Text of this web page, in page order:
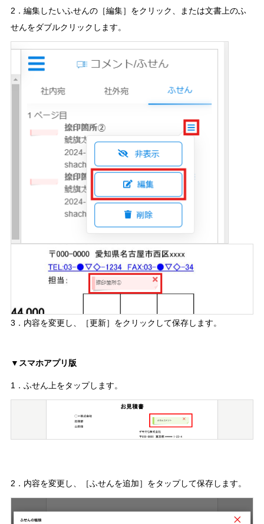
2．編集したいふせんの［編集］をクリック、または文書上のふ
せんをダブルクリックします。
3．内容を変更し、［更新］をクリックして保存します。
▼スマホアプリ版
1．ふせん上をタップします。
2．内容を変更し、［ふせんを追加］をタップして保存します。